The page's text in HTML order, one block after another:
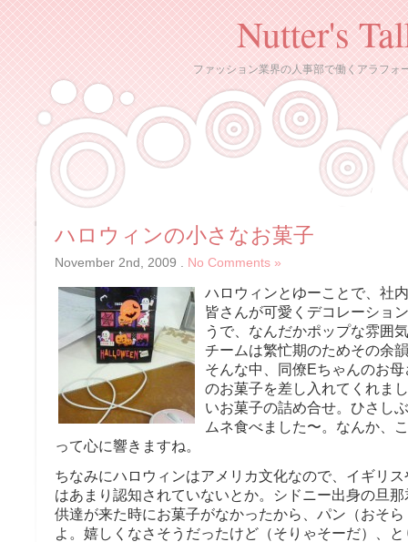
Nutter's
ファッション業界の人事部で働くアラフォ
ハロウィンの小さなお菓子
November 2nd, 2009 No Comments »
ハロウィンとゆーことで、社
皆さんが可愛くデコレーショ
うで、なんだかポップな雰囲
チームは繁忙期のためその余
そんな中、同僚Eちゃんのお
のお菓子を差し入れてくれま
いお菓子の詰め合せ。ひさし
ムネ食べました〜。なんか、
って心に響きますね。
ちなみにハロウィンはアメリカ文化なので、イギリ
はあまり認知されていないとか。シドニー出身の旦
供達が来た時にお菓子がなかったから、パン（おそ
よ。嬉しくなさそうだったけど（そりゃそーだ）、